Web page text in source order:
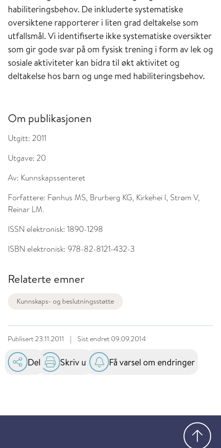
habiliteringsbehov. De inkluderte systematiske
oversiktene rapporterer i liten grad deltakelse som
utfallsmål. Vi identifiserte ikke systematiske oversikter
som gir gode svar på om fysisk trening i form av lek og
sosiale aktiviteter kan bidra til økt aktivitet og
deltakelse hos barn og unge med habiliteringsbehov.
Om publikasjonen
Utgitt: 2011
Utgave: 20
Av: Kunnskapssenteret
Forfattere: Fønhus MS, Brurberg KG, Kirkehei I, Strøm V,
Reinar LM.
ISSN elektronisk: 1890-1298
ISBN elektronisk: 978-82-8121-432-3
Relaterte emner
Kunnskaps- og beslutningsstøtte
Publisert23.11.2011 | Sist endret 09.09.2014
Del Skriv ut Få varsel om endringer